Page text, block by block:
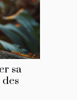
sa